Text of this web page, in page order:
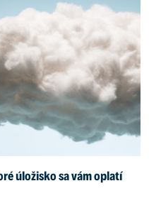
úložisko sa vám oplatí